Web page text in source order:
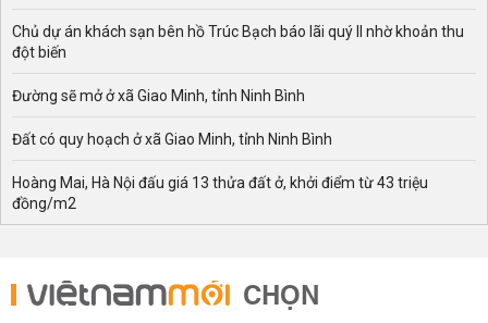
Chủ dự án khách sạn bên hồ Trúc Bạch báo lãi quý II nhờ khoản thu
đột biến
Đường sẽ mở ở xã Giao Minh, tỉnh Ninh Bình
Đất có quy hoạch ở xã Giao Minh, tỉnh Ninh Bình
Hoàng Mai, Hà Nội đấu giá 13 thửa đất ở, khởi điểm từ 43 triệu
đồng/m2
CHỌN